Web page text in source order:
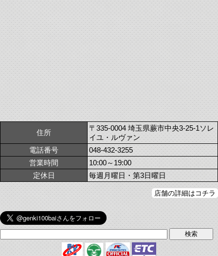
住所
〒335-0004 埼玉県蕨市中央3-25-1ソレ
イユ・ルヴァン
電話番号
048-432-3255
営業時間
10:00～19:00
定休日
毎週月曜日・第3日曜日
店舗の詳細はコチラ